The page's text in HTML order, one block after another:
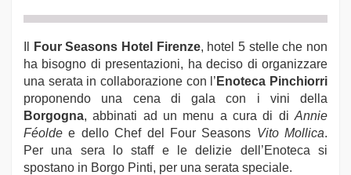
Four Seasons Hotel Firenze, hotel 5 stelle che non
ha bisogno di presentazioni, ha deciso di organizzare
una serata in collaborazione con l’ Enoteca Pinchiorri
proponendo una cena di gala con i vini della
Borgogna, abbinati ad un menu a cura di di Annie
Féolde e dello Chef del Four Seasons Vito Mollica.
Per una sera lo staff e le delizie dell’Enoteca si
spostano in Borgo Pinti, per una serata speciale.